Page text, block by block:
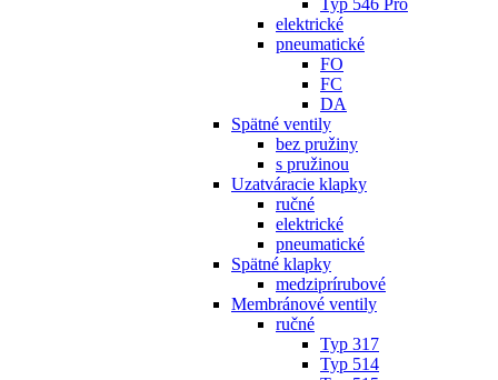
Typ 546 Pro
elektrické
pneumatické
FO
FC
DA
Spätné ventily
bez pružiny
s pružinou
Uzatváracie klapky
ručné
elektrické
pneumatické
Spätné klapky
medziprírubové
Membránové ventily
ručné
Typ 317
Typ 514